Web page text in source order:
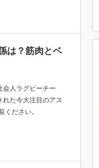
は？筋肉とベ
会人ラグビーチー
れた今大注目のアス
ください。